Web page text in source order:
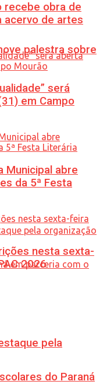
palestra sobre
pela
do Paraná
recebe obra de
acervo de artes
será
em Campo
Municipal abre
da 5ª Festa
nesta sexta-
2026